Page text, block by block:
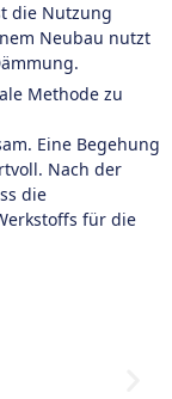
die Nutzung
Neubau nutzt
Methode zu
Eine Begehung
Nach der
die
für die